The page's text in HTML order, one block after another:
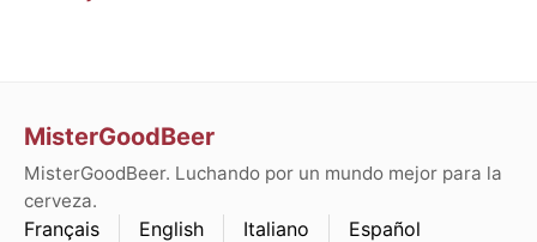
MisterGoodBeer
MisterGoodBeer. Luchando por un mundo mejor para la
cerveza.
Français English Italiano Español